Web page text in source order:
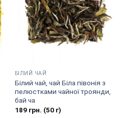
БІЛИЙ ЧАЙ
Білий чай, чай Біла півонія з
пелюстками чайної троянди,
бай ча
189грн. (50 г)